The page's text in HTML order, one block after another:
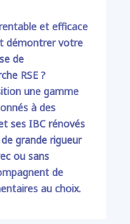
et efficace
démontrer votre
de
RSE ?
une gamme
à des
ses IBC rénovés
grande rigueur
ou sans
de
au choix.